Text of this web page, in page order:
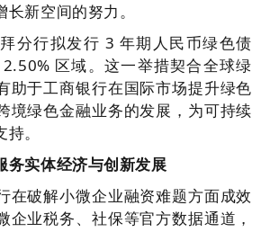
新空间的努力。
分行拟发行 3 年期人民币绿色债
区域。这一举措契合全球绿
助于工商银行在国际市场提升绿色
境绿色金融业务的发展，为可持续
。
务实体经济与创新发展
在破解小微企业融资难题方面成效
企业税务、社保等官方数据通道，